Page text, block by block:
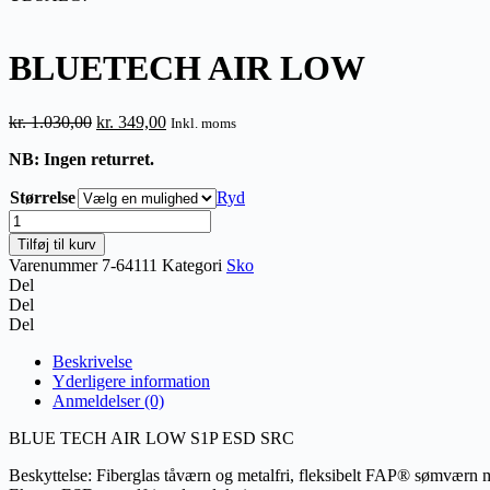
BLUETECH AIR LOW
kr.1.030,00 Den
pris
kr. 1.030,00.
kr. 349,00Den
kr. 349,00.
Inkl. moms
NB: Ingen returret.
Størrelse
Ryd
BLUETECH
AIR
LOW
antal
Tilføj til kurv
Varenummer 7-64111 Kategori Sko
Del
Del
Del
Beskrivelse
Yderligere information
Anmeldelser (0)
BLUE TECH AIR LOW S1P ESD SRC
Beskyttelse: Fiberglas tåværn og metalfri, fleksibelt FAP® sømværn